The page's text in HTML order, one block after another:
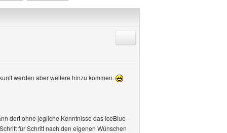
werden aber weitere hinzu kommen.
dort ohne jegliche Kenntnisse das IceBlue-
für Schritt nach den eigenen Wünschen